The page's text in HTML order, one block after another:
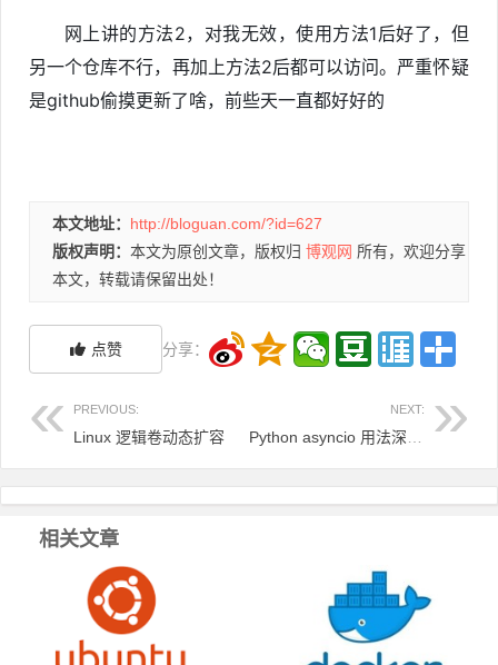
网上讲的方法2，对我无效，使用方法1后好了，但
另一个仓库不行，再加上方法2后都可以访问。严重怀疑
是github偷摸更新了啥，前些天一直都好好的
本文地址： http://bloguan.com/?id=627
版权声明： 本文为原创文章，版权归 博观网 所有，欢迎分享
本文，转载请保留出处！
点赞 分享：
PREVIOUS:
Linux 逻辑卷动态扩容
NEXT:
相关文章